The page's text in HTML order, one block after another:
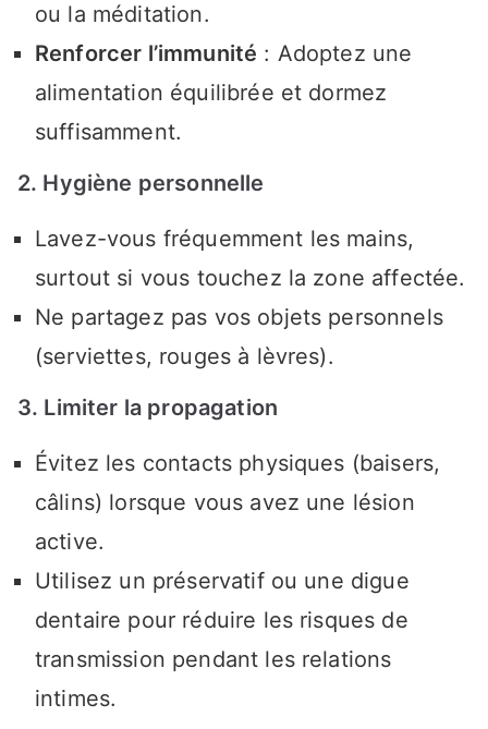
ou la méditation.
Renforcer l’immunité : Adoptez une
alimentation équilibrée et dormez
suffisamment.
2. Hygiène personnelle
Lavez-vous fréquemment les mains,
surtout si vous touchez la zone affectée.
Ne partagez pas vos objets personnels
(serviettes, rouges à lèvres).
3. Limiter la propagation
Évitez les contacts physiques (baisers,
câlins) lorsque vous avez une lésion
active.
Utilisez un préservatif ou une digue
dentaire pour réduire les risques de
transmission pendant les relations
intimes.